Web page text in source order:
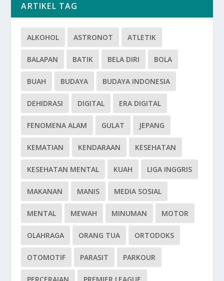
ARTIKEL TAG
ALKOHOL ASTRONOT ATLETIK
BALAPAN BATIK BELA DIRI BOLA
BUAH BUDAYA BUDAYA INDONESIA
DEHIDRASI DIGITAL ERA DIGITAL
FENOMENA ALAM GULAT JEPANG
KEMATIAN KENDARAAN KESEHATAN
KESEHATAN MENTAL KUAH LIGA INGGRIS
MAKANAN MANIS MEDIA SOSIAL
MENTAL MEWAH MINUMAN MOTOR
OLAHRAGA ORANG TUA ORTODOKS
OTOMOTIF PARASIT PARKOUR